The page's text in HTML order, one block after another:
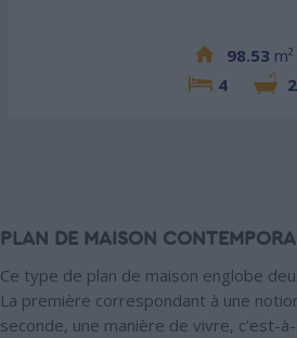
98.53 m²
4
2
PLAN DE MAISON
Ce type de plan de maison englobe
La première correspondant à une
seconde, une manière de vivre, c’est-